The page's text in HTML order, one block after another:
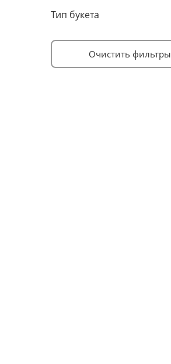
Тип букета
Очистить фильтры